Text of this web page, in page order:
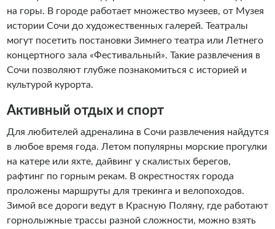
на горы. В городе работает множество музеев, от Музея
истории Сочи до художественных галерей. Театралы
могут посетить постановки Зимнего театра или Летнего
концертного зала «Фестивальный». Такие развлечения в
Сочи позволяют глубже познакомиться с историей и
культурой курорта.
Активный отдых и спорт
Для любителей адреналина в Сочи развлечения найдутся
в любое время года. Летом популярны морские прогулки
на катере или яхте, дайвинг у скалистых берегов,
рафтинг по горным рекам. В окрестностях города
проложены маршруты для трекинга и велопоходов.
Зимой все дороги ведут в Красную Поляну, где работают
горнолыжные трассы разной сложности, можно взять